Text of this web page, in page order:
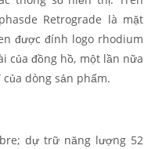
Retrograde là mặt
được đính logo rhodium
của đồng hồ, một lần nữa
của dòng sản phẩm.
dự trữ năng lượng 52